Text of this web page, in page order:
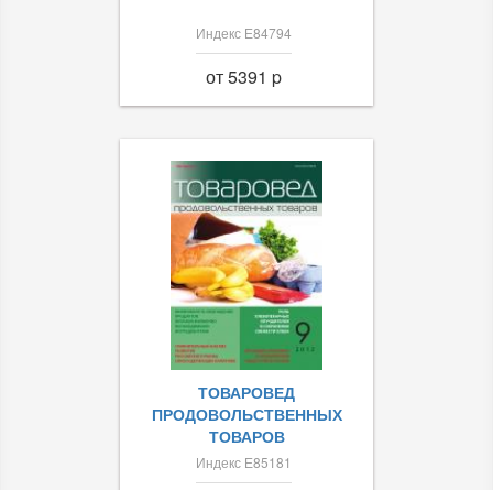
Индекс Е84794
от 5391 p
ТОВАРОВЕД
ПРОДОВОЛЬСТВЕННЫХ
ТОВАРОВ
Индекс Е85181